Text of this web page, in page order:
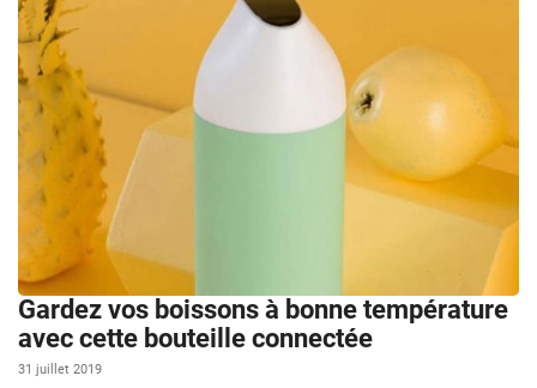
Gardez vos boissons à bonne température
avec cette bouteille connectée
31 juillet 2019